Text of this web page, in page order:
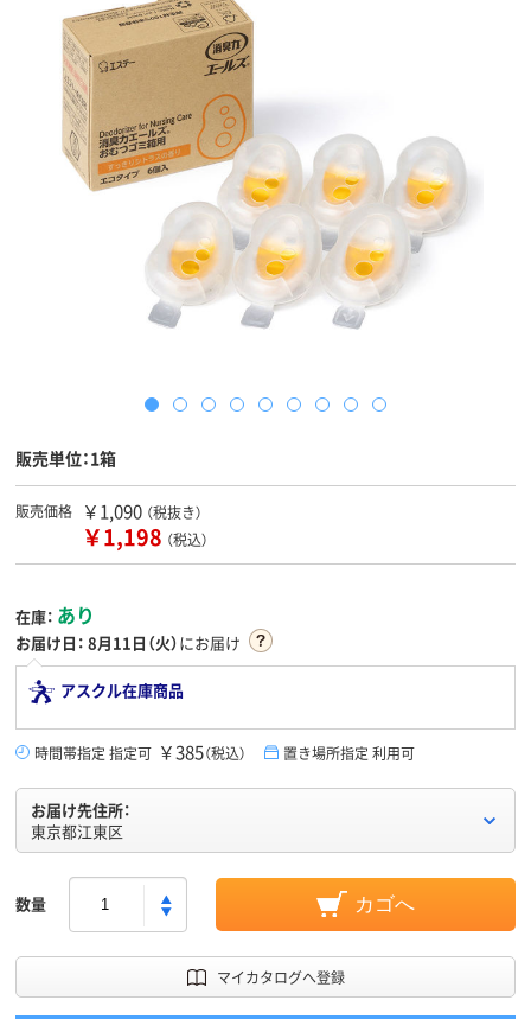
販売単位：1箱
販売価格 ￥1,090 （税抜き）
￥1,198 （税込）
在庫： あり
お届け日： 8月11日（火）にお届け
アスクル在庫商品
時間帯指定 指定可 ￥385（税込） 置き場所指定 利用可
お届け先住所：
東京都江東区
数量 カゴへ
マイカタログへ登録